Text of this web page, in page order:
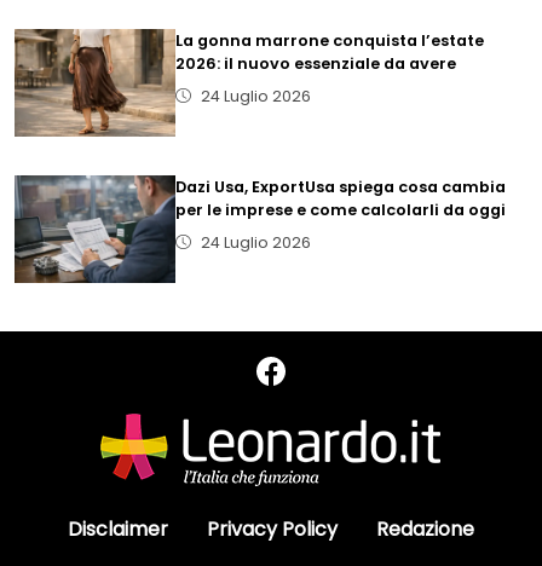
La gonna marrone conquista l’estate
2026: il nuovo essenziale da avere
24 Luglio 2026
Dazi Usa, ExportUsa spiega cosa cambia
per le imprese e come calcolarli da oggi
24 Luglio 2026
Disclaimer Privacy Policy Redazione